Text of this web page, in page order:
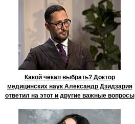
Какой чекап выбрать? Доктор
медицинских наук Александр Дзидзария
ответил на этот и другие важные вопросы